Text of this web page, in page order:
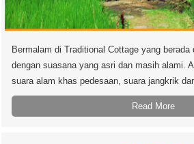
Bermalam di Traditional Cottage yang
dengan suasana yang asri dan masih alami.
suara alam khas pedesaan, suara jangkrik
Read More